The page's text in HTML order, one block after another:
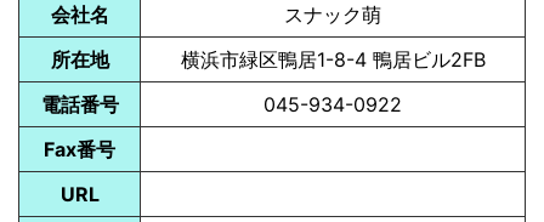
会社名
スナック萌
所在地
横浜市緑区鴨居1-8-4 鴨居ビル2FB
電話番号
045-934-0922
Fax番号
URL